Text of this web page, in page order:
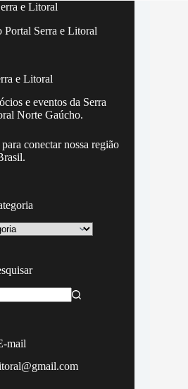
e Litoral
e Litoral
e eventos da Serra
Norte Gaúcho.
conectar nossa região
mail